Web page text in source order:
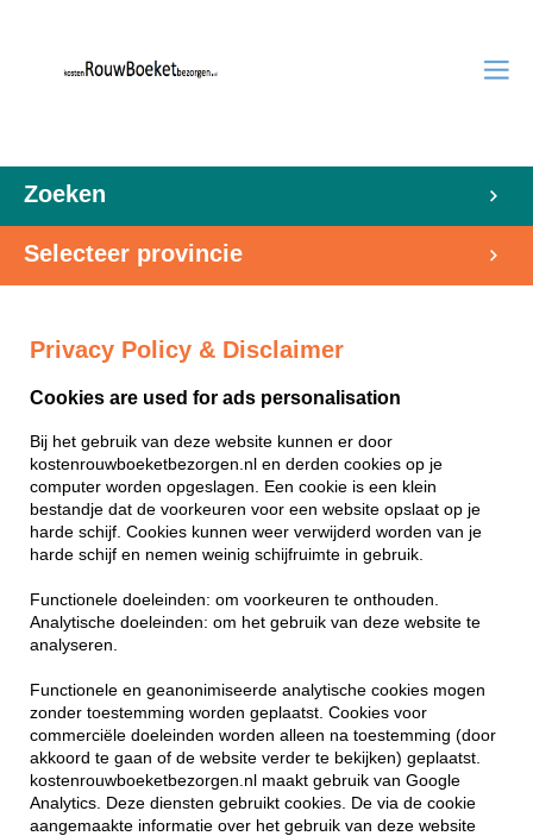
Zoeken
Selecteer provincie
Privacy Policy & Disclaimer
Cookies are used for ads personalisation
Bij het gebruik van deze website kunnen er door
kostenrouwboeketbezorgen.nl en derden cookies op je
computer worden opgeslagen. Een cookie is een klein
bestandje dat de voorkeuren voor een website opslaat op je
harde schijf. Cookies kunnen weer verwijderd worden van je
harde schijf en nemen weinig schijfruimte in gebruik.
Functionele doeleinden: om voorkeuren te onthouden.
Analytische doeleinden: om het gebruik van deze website te
analyseren.
Functionele en geanonimiseerde analytische cookies mogen
zonder toestemming worden geplaatst. Cookies voor
commerciële doeleinden worden alleen na toestemming (door
akkoord te gaan of de website verder te bekijken) geplaatst.
kostenrouwboeketbezorgen.nl maakt gebruik van Google
Analytics. Deze diensten gebruikt cookies. De via de cookie
aangemaakte informatie over het gebruik van deze website